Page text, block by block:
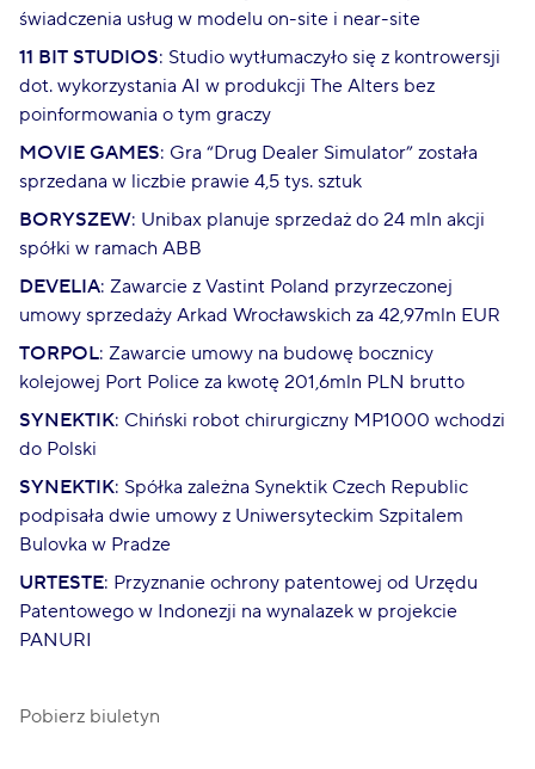
świadczenia usług w modelu on-site i near-site
11 BIT STUDIOS: Studio wytłumaczyło się z kontrowersji
dot. wykorzystania AI w produkcji The Alters bez
poinformowania o tym graczy
MOVIE GAMES: Gra “Drug Dealer Simulator” została
sprzedana w liczbie prawie 4,5 tys. sztuk
BORYSZEW: Unibax planuje sprzedaż do 24 mln akcji
spółki w ramach ABB
DEVELIA: Zawarcie z Vastint Poland przyrzeczonej
umowy sprzedaży Arkad Wrocławskich za 42,97mln EUR
TORPOL: Zawarcie umowy na budowę bocznicy
kolejowej Port Police za kwotę 201,6mln PLN brutto
SYNEKTIK: Chiński robot chirurgiczny MP1000 wchodzi
do Polski
SYNEKTIK: Spółka zależna Synektik Czech Republic
podpisała dwie umowy z Uniwersyteckim Szpitalem
Bulovka w Pradze
URTESTE: Przyznanie ochrony patentowej od Urzędu
Patentowego w Indonezji na wynalazek w projekcie
PANURI
Pobierz biuletyn